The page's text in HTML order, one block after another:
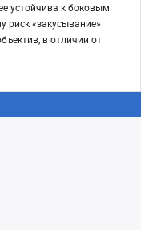
устойчива к боковым
риск «закусывание»
в отличии от